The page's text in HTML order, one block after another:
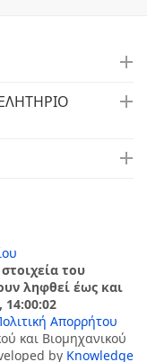
του
ληφθεί έως και
14:00:02
Απορρήτου
και Βιομηχανικού
by Knowledge